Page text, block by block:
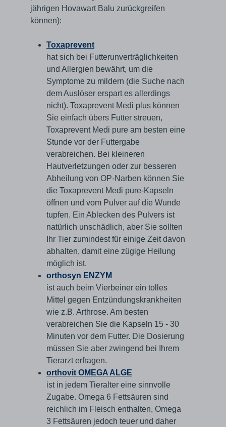
jährigen Hovawart Balu zurückgreifen
können):
Toxaprevent
hat sich bei Futterunverträglichkeiten
und Allergien bewährt, um die
Symptome zu mildern (die Suche nach
dem Auslöser erspart es allerdings
nicht). Toxaprevent Medi plus können
Sie einfach übers Futter streuen,
Toxaprevent Medi pure am besten eine
Stunde vor der Futtergabe
verabreichen. Bei kleineren
Hautverletzungen oder zur besseren
Abheilung von OP-Narben können Sie
die Toxaprevent Medi pure-Kapseln
öffnen und vom Pulver auf die Wunde
tupfen. Ein Ablecken des Pulvers ist
natürlich unschädlich, aber Sie sollten
Ihr Tier zumindest für einige Zeit davon
abhalten, damit eine zügige Heilung
möglich ist.
orthosyn ENZYM
ist auch beim Vierbeiner ein tolles
Mittel gegen Entzündungskrankheiten
wie z.B. Arthrose. Am besten
verabreichen Sie die Kapseln 15 - 30
Minuten vor dem Futter. Die Dosierung
müssen Sie aber zwingend bei Ihrem
Tierarzt erfragen.
orthovit OMEGA ALGE
ist in jedem Tieralter eine sinnvolle
Zugabe. Omega 6 Fettsäuren sind
reichlich im Fleisch enthalten, Omega
3 Fettsäuren jedoch teuer und daher